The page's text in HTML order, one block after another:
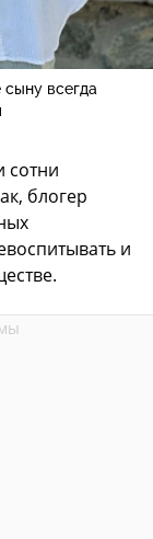
всегда
сотни
блогер
и